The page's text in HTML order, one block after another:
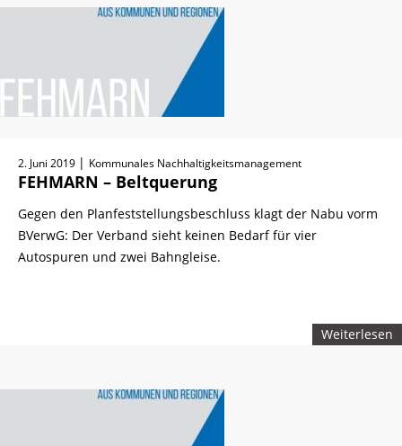
2. Juni 2019 | Kommunales Nachhaltigkeitsmanagement
FEHMARN – Beltquerung
Gegen den Planfeststellungsbeschluss klagt der Nabu vorm
BVerwG: Der Verband sieht keinen Bedarf für vier
Autospuren und zwei Bahngleise.
Weiterlesen